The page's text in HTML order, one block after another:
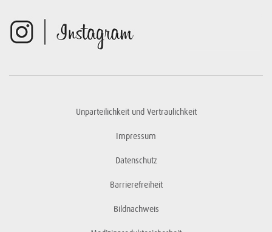
Unparteilichkeit und Vertraulichkeit
Impressum
Datenschutz
Barrierefreiheit
Bildnachweis